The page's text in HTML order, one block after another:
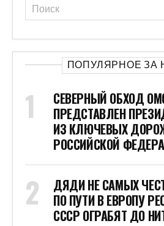
ПОПУЛЯРНОЕ ЗА
СЕВЕРНЫЙ ОБХОД
ПРЕДСТАВЛЕН
ИЗ КЛЮЧЕВЫХ
РОССИЙСКОЙ
ДЯДИ НЕ САМЫХ
ПО ПУТИ В ЕВРОПУ
СССР ОГРАБЯТ ДО